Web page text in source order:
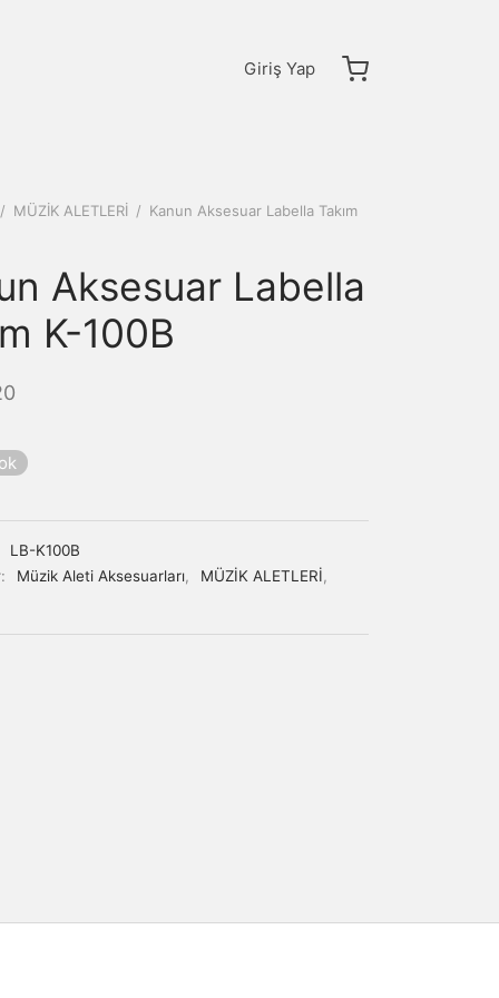
Giriş Yap
/ MÜZİK ALETLERİ / Kanun Aksesuar Labella Takım
Aksesuar Labella
K-100B
LB-K100B
Müzik Aleti Aksesuarları, MÜZİK ALETLERİ,